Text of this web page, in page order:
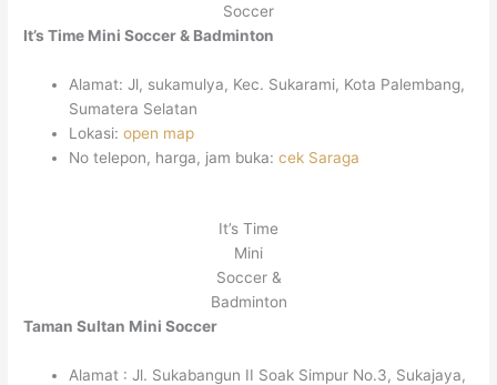
Soccer
It’s Time Mini Soccer & Badminton
Alamat: Jl, sukamulya, Kec. Sukarami, Kota Palembang,
Sumatera Selatan
Lokasi:open map
No telepon, harga, jam buka:cek Saraga
It’s Time
Mini
Soccer &
Badminton
Taman Sultan Mini Soccer
Alamat : Jl. Sukabangun II Soak Simpur No.3, Sukajaya,